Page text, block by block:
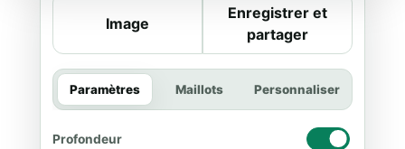
Image
Enregistrer et
partager
Paramètres Maillots Personnaliser
Profondeur